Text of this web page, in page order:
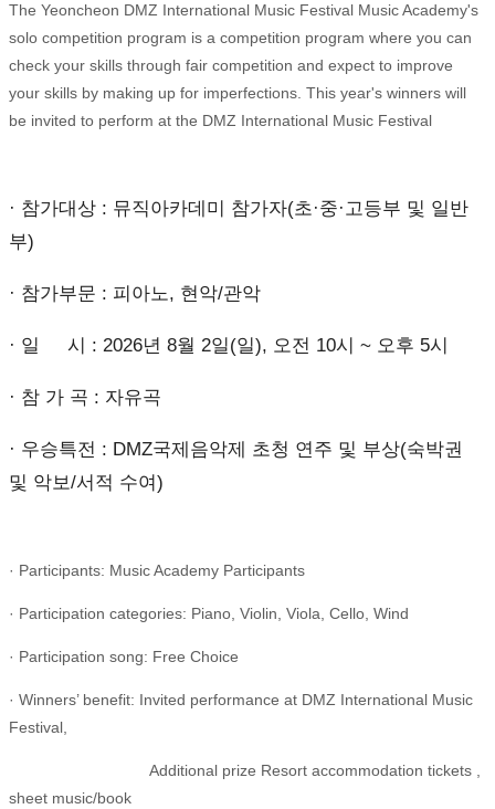
The Yeoncheon DMZ International Music Festival Music Academy's
solo competition program is a competition program where you can
check your skills through fair competition and expect to improve
your skills by making up for imperfections. This year's winners will
be invited to perform at the DMZ International Music Festival
· 참가대상 : 뮤직아카데미 참가자(초·중·고등부 및 일반
부)
· 참가부문 : 피아노, 현악/관악
· 일 시 : 2026년 8월 2일(일), 오전 10시 ~ 오후 5시
· 참 가 곡 : 자유곡
· 우승특전 : DMZ국제음악제 초청 연주 및 부상(숙박권
및 악보/서적 수여)
· Participants: Music Academy Participants
· Participation categories: Piano, Violin, Viola, Cello, Wind
· Participation song: Free Choice
· Winners’ benefit: Invited performance at DMZ International Music
Festival,
Additional prize Resort accommodation tickets ,
sheet music/book